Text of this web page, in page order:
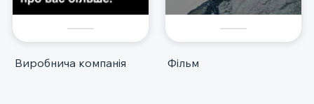
Виробнича компанія Фільм